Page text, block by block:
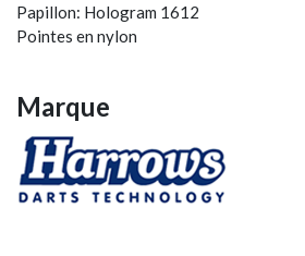
Papillon: Hologram 1612
Pointes en nylon
Marque